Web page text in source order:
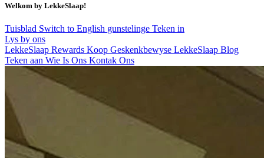
Welkom by LekkeSlaap!
Tuisblad Switch to English gunstelinge Teken in
Lys by ons
LekkeSlaap Rewards Koop Geskenkbewyse LekkeSlaap Blog
Teken aan Wie Is Ons Kontak Ons